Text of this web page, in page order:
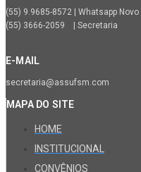
(55) 9.9685-8572 | Whatsapp Novo
(55) 3666-2059 | Secretaria
E-MAIL
secretaria@assufsm.com
MAPA DO SITE
HOME
INSTITUCIONAL
CONVÊNIOS